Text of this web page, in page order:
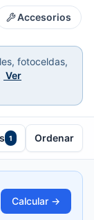
Accesorios
fotoceldas,
Ver
1 Ordenar
Calcular →